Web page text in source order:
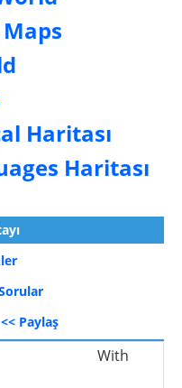
Haritası
Haritası
<< Paylaş
With